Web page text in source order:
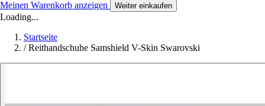
Meinen Warenkorb anzeigen Weiter einkaufen
Loading...
Startseite
/ Reithandschuhe Samshield V-Skin Swarovski